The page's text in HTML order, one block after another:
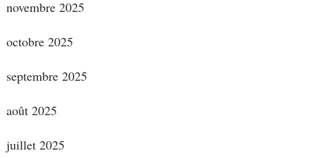
novembre 2025
octobre 2025
septembre 2025
août 2025
juillet 2025